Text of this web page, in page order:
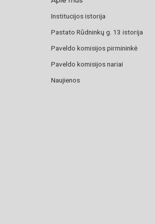
Institucijos istorija
Pastato Rūdninkų g. 13 istorija
Paveldo komisijos pirmininkė
Paveldo komisijos nariai
Naujienos